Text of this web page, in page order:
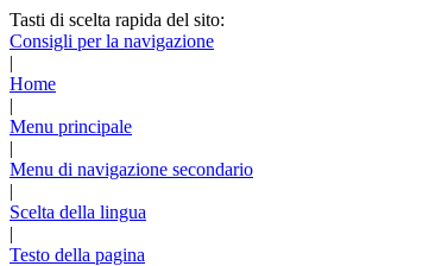
Tasti di scelta rapida del sito:
Consigli per la navigazione
|
Home
|
Menu principale
|
Menu di navigazione secondario
|
Scelta della lingua
|
Testo della pagina